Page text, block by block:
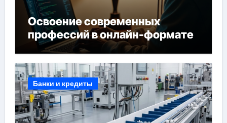
Освоение современных
профессий в онлайн-формате
Банки и кредиты